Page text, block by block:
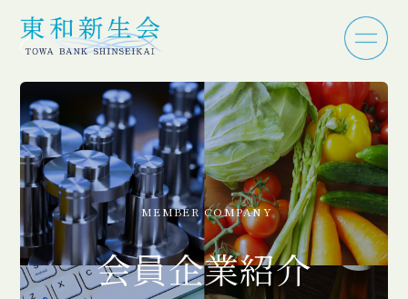
MEMBER COMPANY
会員企業紹介